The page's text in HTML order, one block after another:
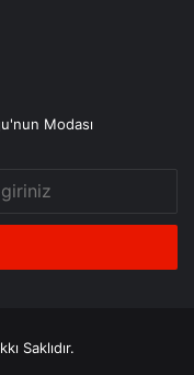
Modası
Saklıdır.